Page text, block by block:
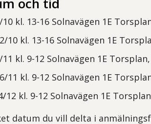
kl. 13-16 Solnavägen 1E
10 kl. 13-16 Solnavägen 1E
kl. 9-12 Solnavägen 1E
11 kl. 9-12 Solnavägen 1E
12 kl. 9-12 Solnavägen 1E
datum du vill delta i